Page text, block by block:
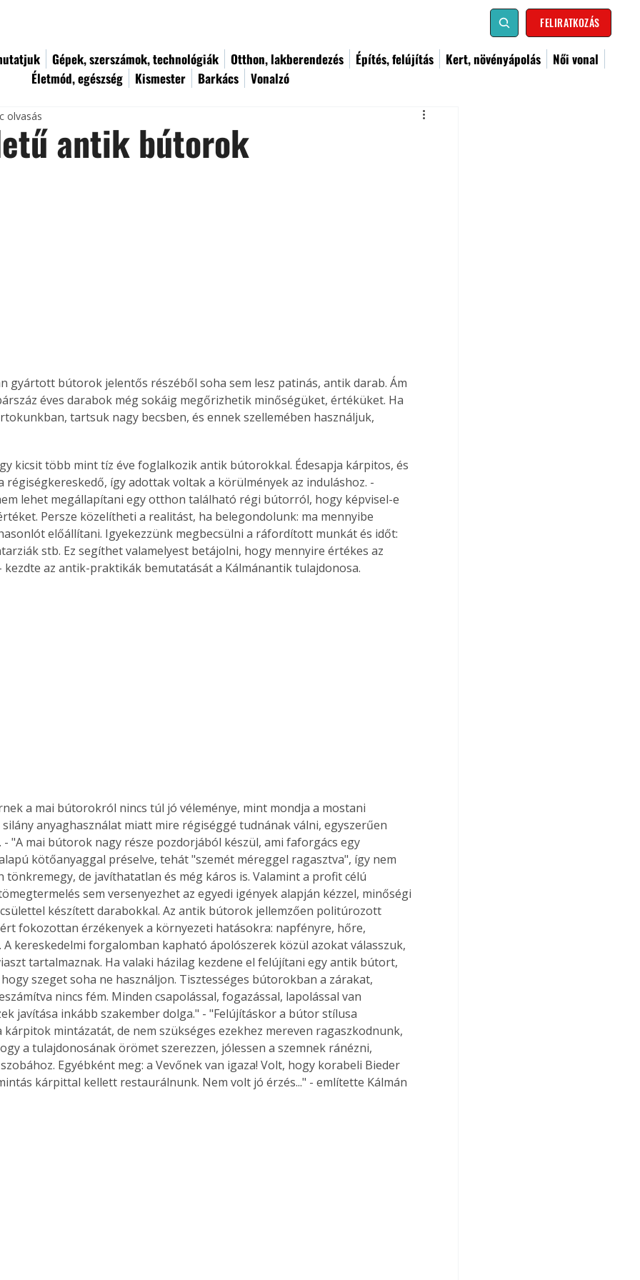
FELIRATKOZÁS
Gépek, szerszámok, technológiák Otthon, lakberendezés Építés, felújítás Kert, növényápolás
Női vonal
Életmód, egészség
Kismester Barkács Vonalzó
antik bútorok
olvasás
gyártott bútorok jelentős részéből soha sem lesz patinás, antik darab. Ám
éves darabok még sokáig megőrizhetik minőségüket, értéküket. Ha
tartsuk nagy becsben, és ennek szellemében használjuk,
kicsit több mint tíz éve foglalkozik antik bútorokkal. Édesapja kárpitos, és
régiségkereskedő, így adottak voltak a körülmények az induláshoz. -
lehet megállapítani egy otthon található régi bútorról, hogy képvisel-e
Persze közelítheti a realitást, ha belegondolunk: ma mennyibe
előállítani. Igyekezzünk megbecsülni a ráfordított munkát és időt:
stb. Ez segíthet valamelyest betájolni, hogy mennyire értékes az
az antik-praktikák bemutatását a Kálmánantik tulajdonosa.
anyaghasználat miatt mire régiséggé tudnának válni, egyszerűen
- "A mai bútorok nagy része pozdorjából készül, ami faforgács egy
kötőanyaggal préselve, tehát "szemét méreggel ragasztva", így nem
tönkremegy, de javíthatatlan és még káros is. Valamint a profit célú
sem versenyezhet az egyedi igények alapján kézzel, minőségi
készített darabokkal. Az antik bútorok jellemzően politúrozott
fokozottan érzékenyek a környezeti hatásokra: napfényre, hőre,
A kereskedelmi forgalomban kapható ápolószerek közül azokat válasszuk,
tartalmaznak. Ha valaki házilag kezdene el felújítani egy antik bútort,
szeget soha ne használjon. Tisztességes bútorokban a zárakat,
nincs fém. Minden csapolással, fogazással, lapolással van
javítása inkább szakember dolga." - "Felújításkor a bútor stílusa
kárpitok mintázatát, de nem szükséges ezekhez mereven ragaszkodnunk,
a tulajdonosának örömet szerezzen, jólessen a szemnek ránézni,
Egyébként meg: a Vevőnek van igaza! Volt, hogy korabeli Bieder
kárpittal kellett restaurálnunk. Nem volt jó érzés..." - említette Kálmán